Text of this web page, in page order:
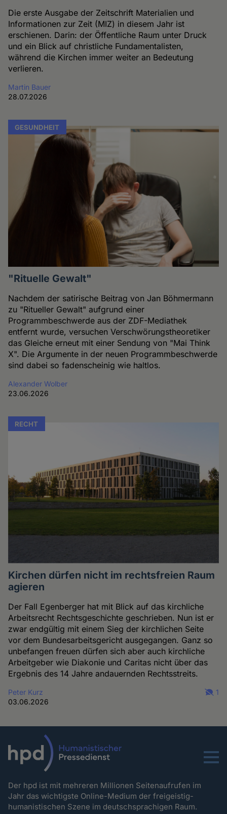
Die erste Ausgabe der Zeitschrift Materialien und
Informationen zur Zeit (MIZ) in diesem Jahr ist
erschienen. Darin: der Öffentliche Raum unter Druck
und ein Blick auf christliche Fundamentalisten,
während die Kirchen immer weiter an Bedeutung
verlieren.
Martin Bauer
28.07.2026
GESUNDHEIT
"Rituelle Gewalt"
Nachdem der satirische Beitrag von Jan Böhmermann
zu "Ritueller Gewalt" aufgrund einer
Programmbeschwerde aus der ZDF-Mediathek
entfernt wurde, versuchen Verschwörungstheoretiker
das Gleiche erneut mit einer Sendung von "Mai Think
X". Die Argumente in der neuen Programmbeschwerde
sind dabei so fadenscheinig wie haltlos.
Alexander Wolber
23.06.2026
RECHT
Kirchen dürfen nicht im rechtsfreien Raum
agieren
Der Fall Egenberger hat mit Blick auf das kirchliche
Arbeitsrecht Rechtsgeschichte geschrieben. Nun ist er
zwar endgültig mit einem Sieg der kirchlichen Seite
vor dem Bundesarbeitsgericht ausgegangen. Ganz so
unbefangen freuen dürfen sich aber auch kirchliche
Arbeitgeber wie Diakonie und Caritas nicht über das
Ergebnis des 14 Jahre andauernden Rechtsstreits.
Peter Kurz
03.06.2026
1
Menu
Der hpd ist mit mehreren Millionen Seitenaufrufen im
Jahr das wichtigste Online-Medium der freigeistig-
humanistischen Szene im deutschsprachigen Raum.